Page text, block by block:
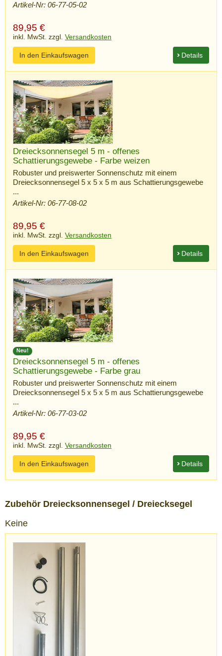
Artikel-Nr: 06-77-05-02
89,95 €
inkl. MwSt. zzgl. Versandkosten
Details
In den Einkaufswagen
Dreiecksonnensegel 5 m - offenes
Schattierungsgewebe - Farbe weizen
Robuster und preiswerter Sonnenschutz mit einem
Dreiecksonnensegel 5 x 5 x 5 m aus Schattierungsgewebe
...
Artikel-Nr: 06-77-08-02
89,95 €
inkl. MwSt. zzgl. Versandkosten
Details
In den Einkaufswagen
Neu!
Dreiecksonnensegel 5 m - offenes
Schattierungsgewebe - Farbe grau
Robuster und preiswerter Sonnenschutz mit einem
Dreiecksonnensegel 5 x 5 x 5 m aus Schattierungsgewebe
...
Artikel-Nr: 06-77-03-02
89,95 €
inkl. MwSt. zzgl. Versandkosten
Details
In den Einkaufswagen
Zubehör Dreiecksonnensegel / Dreiecksegel
Keine